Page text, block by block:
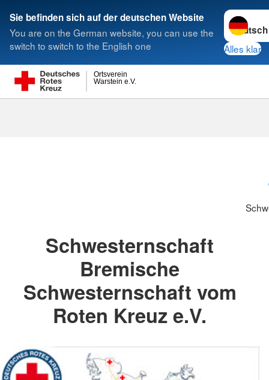
Sie befinden sich auf der deutschen Website
You are on the German website, you can use the
switch to switch to the English one
Sprache
Alles klar
Warstein e.V.
Ortsverein
Suche
Schwesternschaft
Bremische
Schwesternschaft vom
Roten Kreuz e.V.